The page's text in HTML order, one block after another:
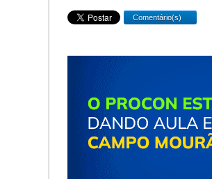
Comentário(s)